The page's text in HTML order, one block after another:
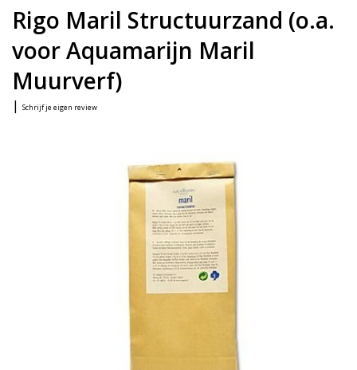
Rigo Maril Structuurzand (o.a.
voor Aquamarijn Maril
Muurverf)
| Schrijf je eigen review